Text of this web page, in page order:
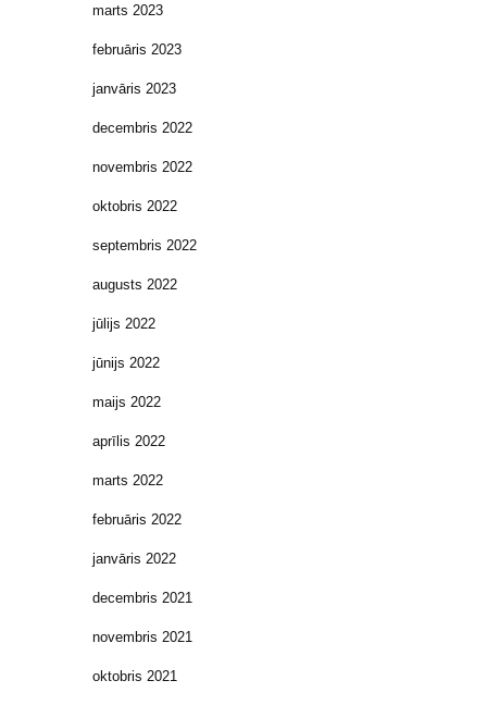
marts 2023
februāris 2023
janvāris 2023
decembris 2022
novembris 2022
oktobris 2022
septembris 2022
augusts 2022
jūlijs 2022
jūnijs 2022
maijs 2022
aprīlis 2022
marts 2022
februāris 2022
janvāris 2022
decembris 2021
novembris 2021
oktobris 2021